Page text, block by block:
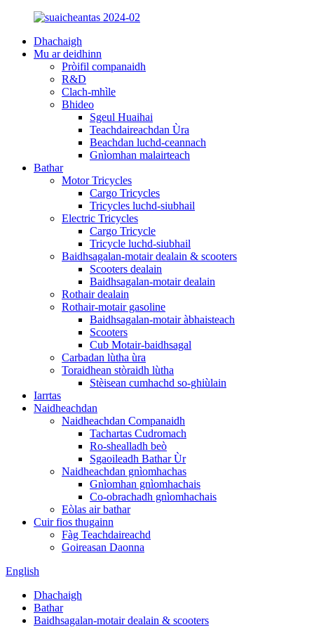
Dhachaigh
Mu ar deidhinn
Pròifil companaidh
R&D
Clach-mhìle
Bhideo
Sgeul Huaihai
Teachdaireachdan Ùra
Beachdan luchd-ceannach
Gnìomhan malairteach
Bathar
Motor Tricycles
Cargo Tricycles
Tricycles luchd-siubhail
Electric Tricycles
Cargo Tricycle
Tricycle luchd-siubhail
Baidhsagalan-motair dealain & scooters
Scooters dealain
Baidhsagalan-motair dealain
Rothair dealain
Rothair-motair gasoline
Baidhsagalan-motair àbhaisteach
Scooters
Cub Motair-baidhsagal
Carbadan lùtha ùra
Toraidhean stòraidh lùtha
Stèisean cumhachd so-ghiùlain
Iarrtas
Naidheachdan
Naidheachdan Companaidh
Tachartas Cudromach
Ro-shealladh beò
Sgaoileadh Bathar Ùr
Naidheachdan gnìomhachas
Gnìomhan gnìomhachais
Co-obrachadh gnìomhachais
Eòlas air bathar
Cuir fios thugainn
Fàg Teachdaireachd
Goireasan Daonna
English
Dhachaigh
Bathar
Baidhsagalan-motair dealain & scooters